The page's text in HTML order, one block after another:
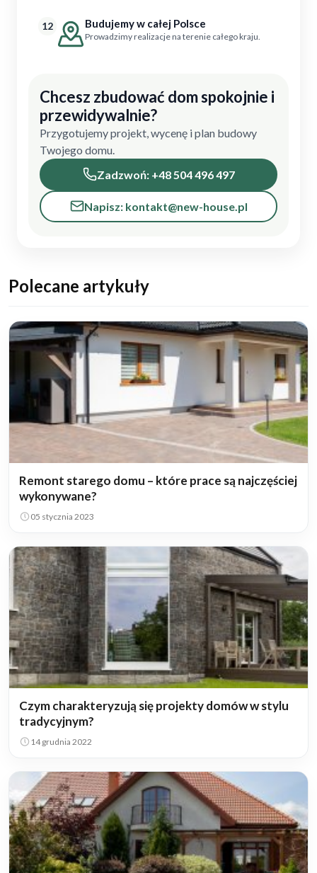
12 Budujemy w całej Polsce
Prowadzimy realizacje na terenie całego kraju.
Chcesz zbudować dom spokojnie i
przewidywalnie?
Przygotujemy projekt, wycenę i plan budowy
Twojego domu.
Zadzwoń: +48 504 496 497
Napisz: kontakt@new-house.pl
Polecane artykuły
Remont starego domu – które prace są najczęściej
wykonywane?
05 stycznia 2023
Czym charakteryzują się projekty domów w stylu
tradycyjnym?
14 grudnia 2022